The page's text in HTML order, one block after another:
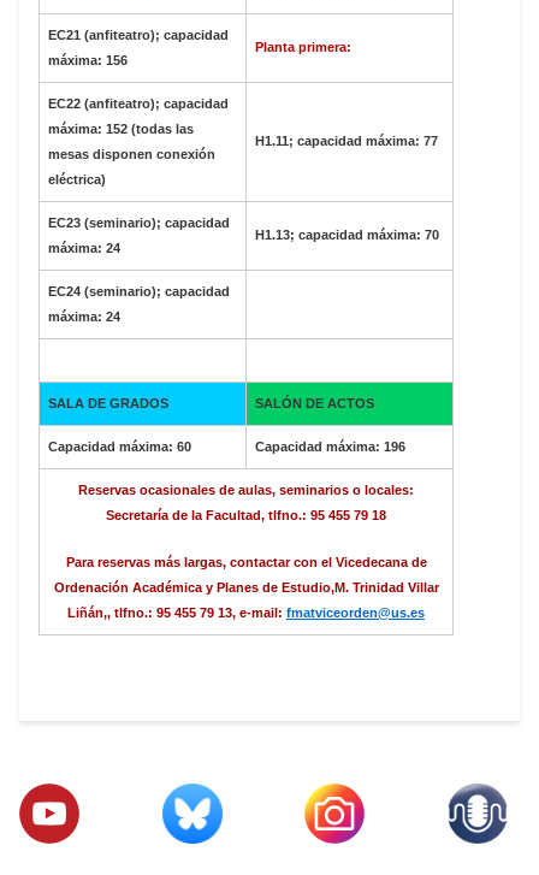
EC21 (anfiteatro); capacidad
máxima: 156
Planta primera:
EC22 (anfiteatro); capacidad
máxima: 152 (todas las
mesas disponen conexión
eléctrica)
H1.11; capacidad máxima: 77
EC23 (seminario); capacidad
máxima: 24
H1.13; capacidad máxima: 70
EC24 (seminario); capacidad
máxima: 24
SALA DE GRADOS SALÓN DE ACTOS
Capacidad máxima: 60 Capacidad máxima: 196
Reservas ocasionales de aulas, seminarios o locales:
Secretaría de la Facultad, tlfno.: 95 455 79 18
Para reservas más largas, contactar con el Vicedecana de
Ordenación Académica y Planes de Estudio,M. Trinidad Villar
Liñán,, tlfno.: 95 455 79 13, e-mail: fmatviceorden@us.es